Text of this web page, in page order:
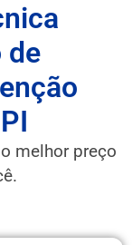
de
melhor preço